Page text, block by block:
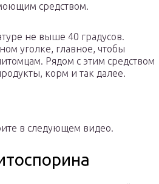
средством.
не выше 40 градусов.
уголке, главное, чтобы
Рядом с этим средством
корм и так далее.
в следующем видео.